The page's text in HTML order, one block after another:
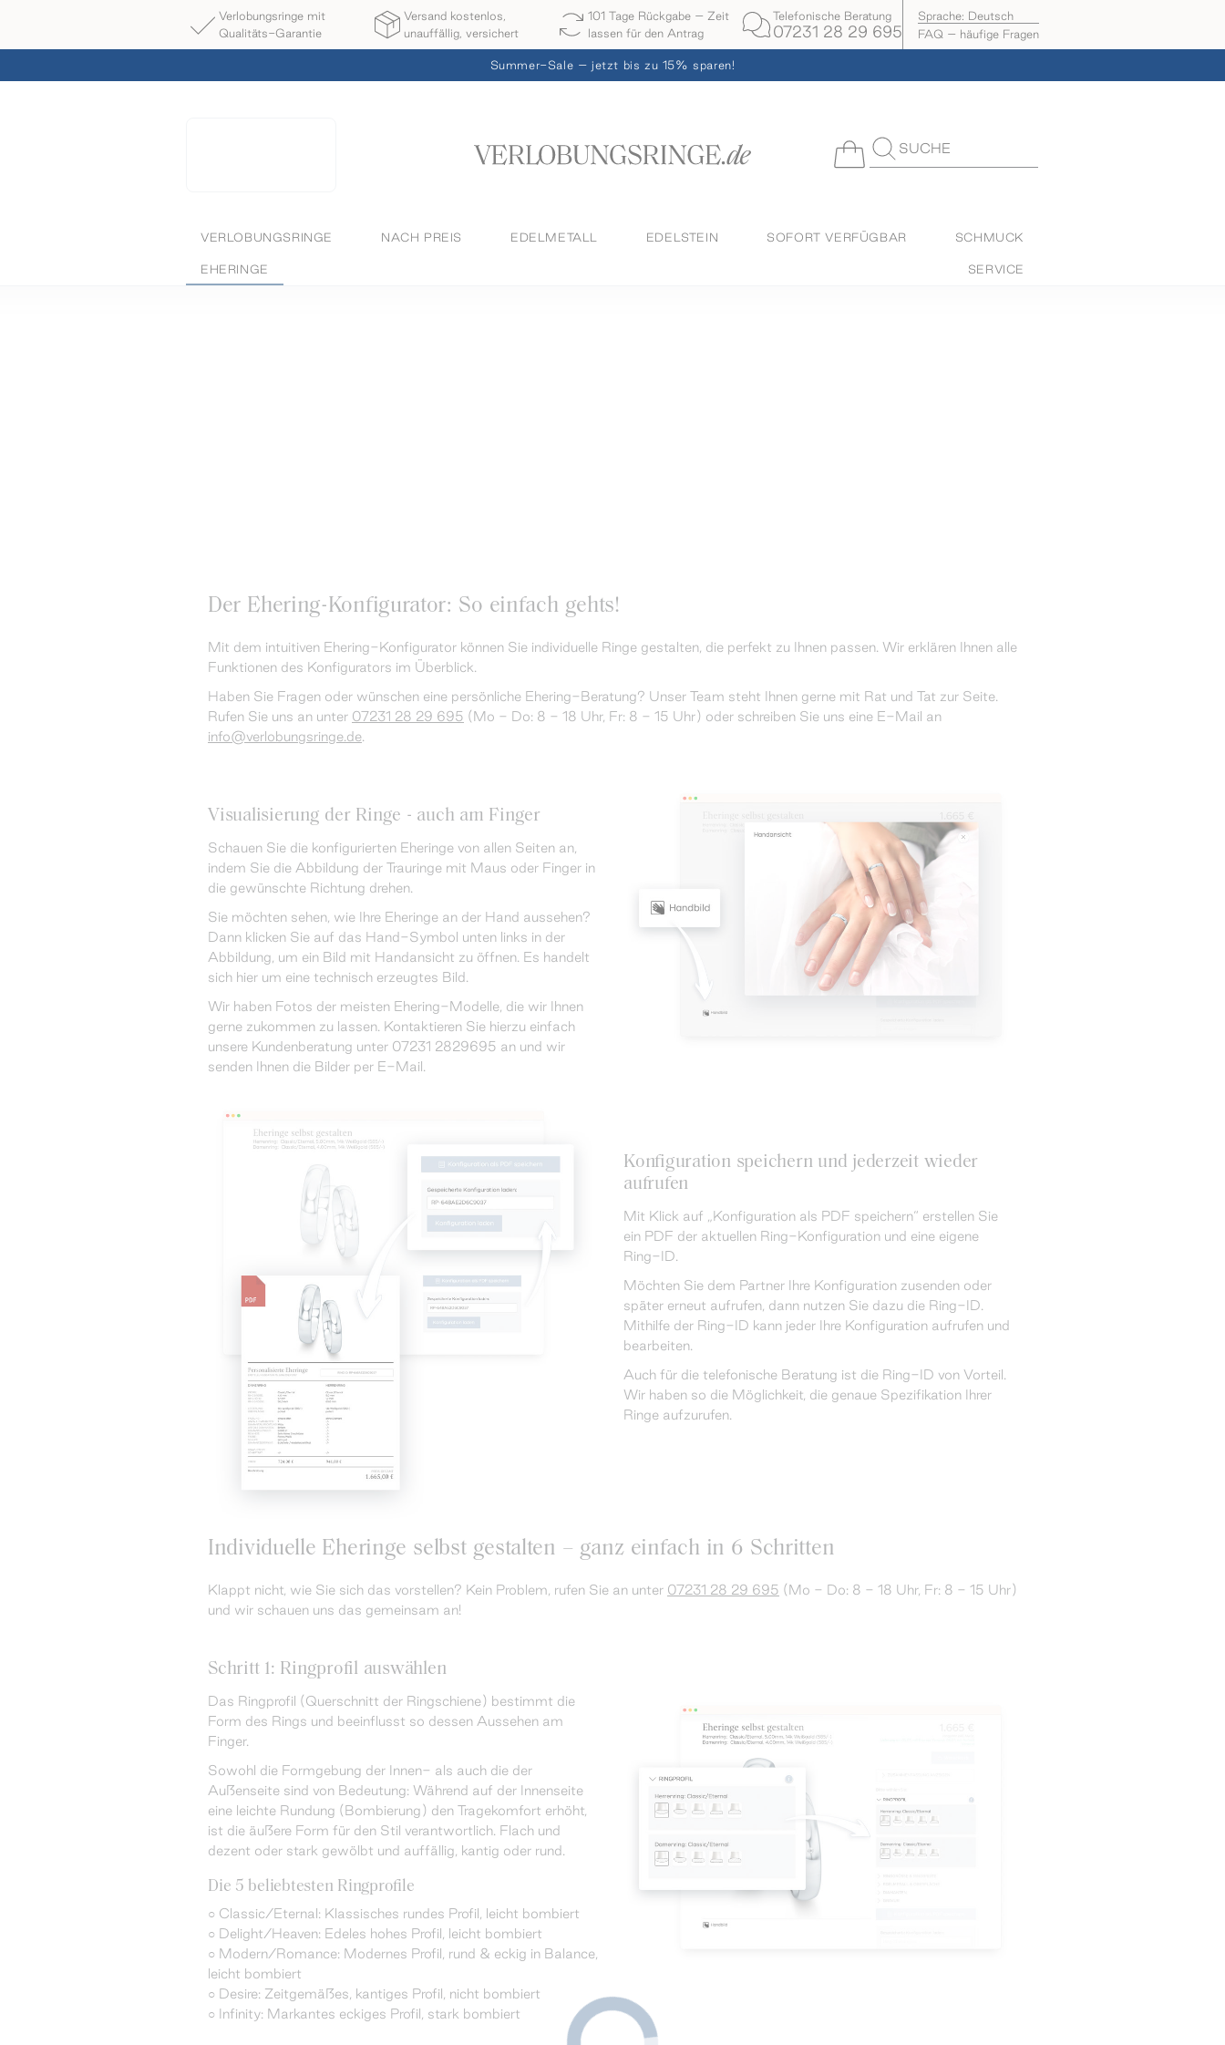
Verlobungsringe mit
Qualitäts-Garantie
Versand kostenlos,
unauffällig, versichert
101 Tage Rückgabe – Zeit
lassen für den Antrag
Telefonische Beratung
07231 28 29 695
Sprache: Deutsch
FAQ – häufige Fragen
Summer-Sale – jetzt bis zu 15% sparen!
SUCHE
VERLOBUNGSRINGE NACH PREIS EDELMETALL EDELSTEIN SOFORT VERFÜGBAR SCHMUCK
EHERINGE SERVICE
Der Ehering-Konfigurator: So einfach gehts!
Mit dem intuitiven Ehering-Konfigurator können Sie individuelle Ringe gestalten, die perfekt zu Ihnen passen. Wir erklären Ihnen alle
Funktionen des Konfigurators im Überblick.
Haben Sie Fragen oder wünschen eine persönliche Ehering-Beratung? Unser Team steht Ihnen gerne mit Rat und Tat zur Seite.
Rufen Sie uns an unter 07231 28 29 695 (Mo - Do: 8 - 18 Uhr, Fr: 8 - 15 Uhr) oder schreiben Sie uns eine E-Mail an
info@verlobungsringe.de.
Visualisierung der Ringe - auch am Finger
Schauen Sie die konfigurierten Eheringe von allen Seiten an,
indem Sie die Abbildung der Trauringe mit Maus oder Finger in
die gewünschte Richtung drehen.
Sie möchten sehen, wie Ihre Eheringe an der Hand aussehen?
Dann klicken Sie auf das Hand-Symbol unten links in der
Abbildung, um ein Bild mit Handansicht zu öffnen. Es handelt
sich hier um eine technisch erzeugtes Bild.
Wir haben Fotos der meisten Ehering-Modelle, die wir Ihnen
gerne zukommen zu lassen. Kontaktieren Sie hierzu einfach
unsere Kundenberatung unter 07231 2829695 an und wir
senden Ihnen die Bilder per E-Mail.
Konfiguration speichern und jederzeit wieder
aufrufen
Mit Klick auf „Konfiguration als PDF speichern“ erstellen Sie
ein PDF der aktuellen Ring-Konfiguration und eine eigene
Ring-ID.
Möchten Sie dem Partner Ihre Konfiguration zusenden oder
später erneut aufrufen, dann nutzen Sie dazu die Ring-ID.
Mithilfe der Ring-ID kann jeder Ihre Konfiguration aufrufen und
bearbeiten.
Auch für die telefonische Beratung ist die Ring-ID von Vorteil.
Wir haben so die Möglichkeit, die genaue Spezifikation Ihrer
Ringe aufzurufen.
Individuelle Eheringe selbst gestalten – ganz einfach in 6 Schritten
Klappt nicht, wie Sie sich das vorstellen? Kein Problem, rufen Sie an unter 07231 28 29 695 (Mo - Do: 8 - 18 Uhr, Fr: 8 - 15 Uhr)
und wir schauen uns das gemeinsam an!
Schritt 1: Ringprofil auswählen
Das Ringprofil (Querschnitt der Ringschiene) bestimmt die
Form des Rings und beeinflusst so dessen Aussehen am
Finger.
Sowohl die Formgebung der Innen- als auch die der
Außenseite sind von Bedeutung: Während auf der Innenseite
eine leichte Rundung (Bombierung) den Tragekomfort erhöht,
ist die äußere Form für den Stil verantwortlich. Flach und
dezent oder stark gewölbt und auffällig, kantig oder rund.
Die 5 beliebtesten Ringprofile
○ Classic/Eternal: Klassisches rundes Profil, leicht bombiert
○ Delight/Heaven: Edeles hohes Profil, leicht bombiert
○ Modern/Romance: Modernes Profil, rund & eckig in Balance,
leicht bombiert
○ Desire: Zeitgemäßes, kantiges Profil, nicht bombiert
○ Infinity: Markantes eckiges Profil, stark bombiert